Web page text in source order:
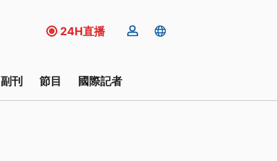
24H直播
副刊 節目 國際記者